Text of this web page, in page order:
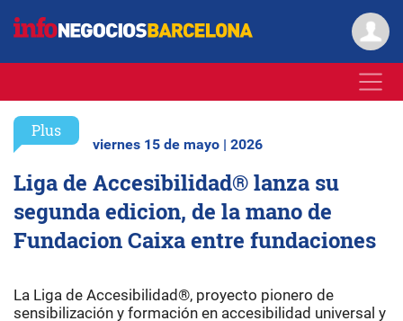
Plus
viernes 15 de mayo | 2026
Liga de Accesibilidad® lanza su
segunda edicion, de la mano de
Fundacion Caixa entre fundaciones
La Liga de Accesibilidad®, proyecto pionero de
sensibilización y formación en accesibilidad universal y